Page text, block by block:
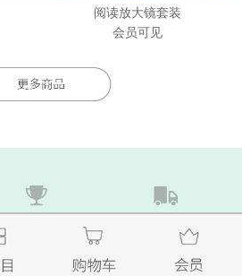
阅读放大镜套装
会员可见